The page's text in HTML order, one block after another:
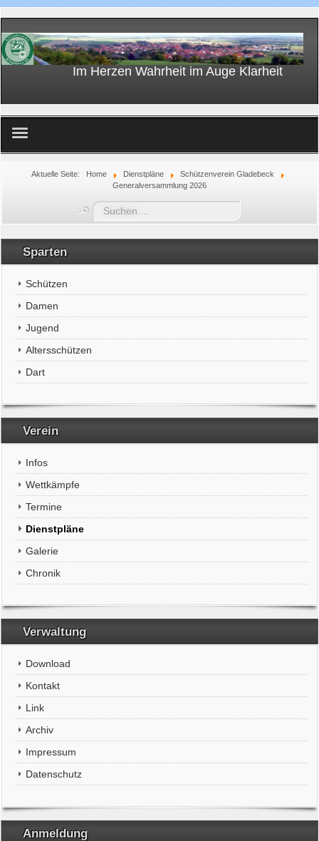
Im Herzen Wahrheit im Auge Klarheit
Home
Aktuelle Seite: Home Dienstpläne
Schützenverein Gladebeck
Generalversammlung 2026
Suchen
...
Sparten
Schützen
Damen
Jugend
Altersschützen
Dart
Verein
Infos
Wettkämpfe
Termine
Dienstpläne
Galerie
Chronik
Verwaltung
Download
Kontakt
Link
Archiv
Impressum
Datenschutz
Anmeldung